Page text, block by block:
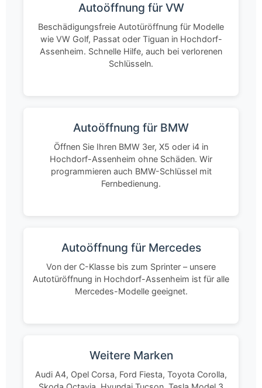
Autoöffnung für VW
Beschädigungsfreie Autotüröffnung für Modelle
wie VW Golf, Passat oder Tiguan in Hochdorf-
Assenheim. Schnelle Hilfe, auch bei verlorenen
Schlüsseln.
Autoöffnung für BMW
Öffnen Sie Ihren BMW 3er, X5 oder i4 in
Hochdorf-Assenheim ohne Schäden. Wir
programmieren auch BMW-Schlüssel mit
Fernbedienung.
Autoöffnung für Mercedes
Von der C-Klasse bis zum Sprinter – unsere
Autotüröffnung in Hochdorf-Assenheim ist für alle
Mercedes-Modelle geeignet.
Weitere Marken
Audi A4, Opel Corsa, Ford Fiesta, Toyota Corolla,